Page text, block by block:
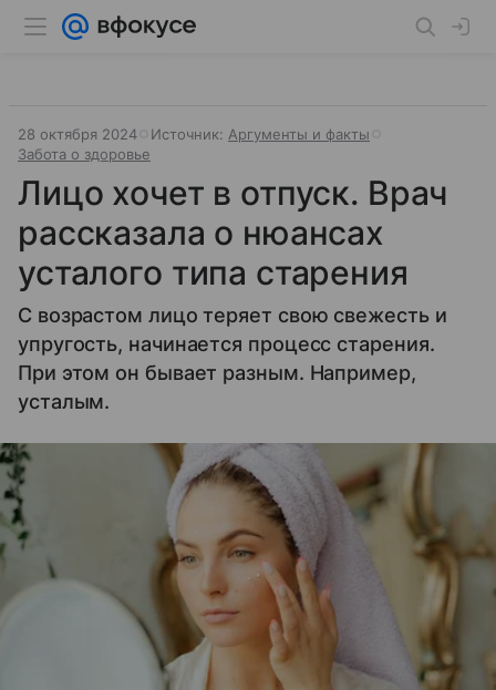
28 октября 2024 Источник: Аргументы и факты
Забота о здоровье
Лицо хочет в отпуск. Врач
рассказала о нюансах
усталого типа старения
С возрастом лицо теряет свою свежесть и
упругость, начинается процесс старения.
При этом он бывает разным. Например,
усталым.